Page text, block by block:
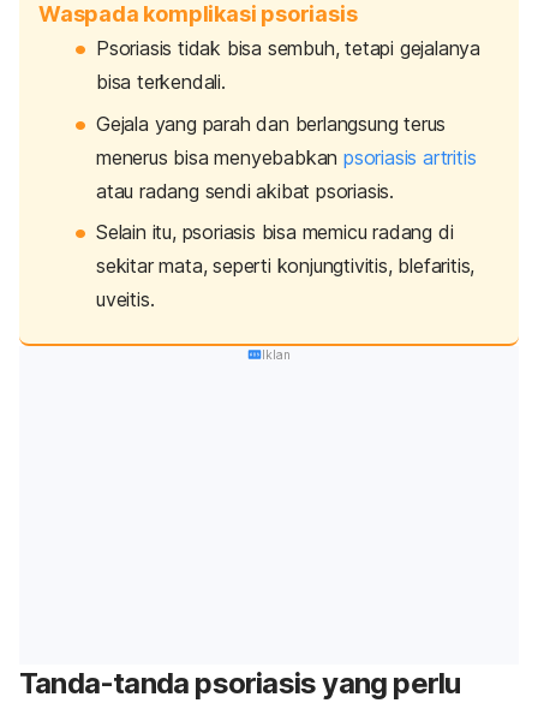
Waspada komplikasi psoriasis
Psoriasis tidak bisa sembuh, tetapi gejalanya
bisa terkendali.
Gejala yang parah dan berlangsung terus
menerus bisa menyebabkanpsoriasis artritis
atau radang sendi akibat psoriasis.
Selain itu, psoriasis bisa memicu radang di
sekitar mata, seperti konjungtivitis, blefaritis,
uveitis.
Iklan
Tanda-tanda psoriasis yang perlu